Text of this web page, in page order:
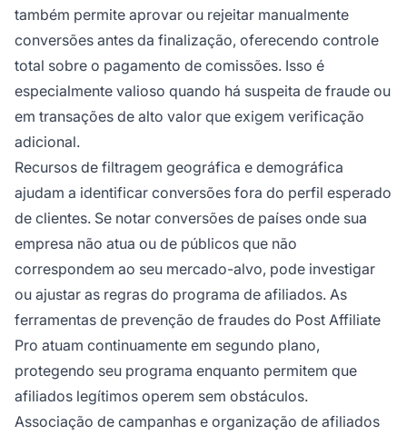
também permite aprovar ou rejeitar manualmente
conversões antes da finalização, oferecendo controle
total sobre o pagamento de comissões. Isso é
especialmente valioso quando há suspeita de fraude ou
em transações de alto valor que exigem verificação
adicional.
Recursos de filtragem geográfica e demográfica
ajudam a identificar conversões fora do perfil esperado
de clientes. Se notar conversões de países onde sua
empresa não atua ou de públicos que não
correspondem ao seu mercado-alvo, pode investigar
ou ajustar as regras do programa de afiliados. As
ferramentas de prevenção de fraudes do Post Affiliate
Pro atuam continuamente em segundo plano,
protegendo seu programa enquanto permitem que
afiliados legítimos operem sem obstáculos.
Associação de campanhas e organização de afiliados